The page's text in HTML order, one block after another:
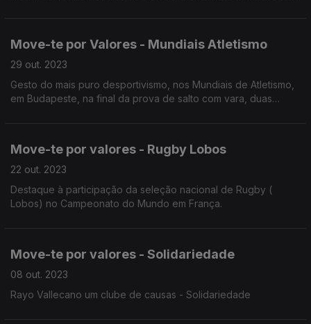
Move-te por Valores - Mundiais Atletismo
29 out. 2023
Gesto do mais puro desportivismo, nos Mundiais de Atletismo,
em Budapeste, na final da prova de salto com vara, duas
Move-te por valores - Rugby Lobos
22 out. 2023
Destaque à participação da seleção nacional de Rugby (
Lobos) no Campeonato do Mundo em França.
Move-te por valores - Solidariedade
08 out. 2023
Rayo Vallecano um clube de causas - Solidariedade